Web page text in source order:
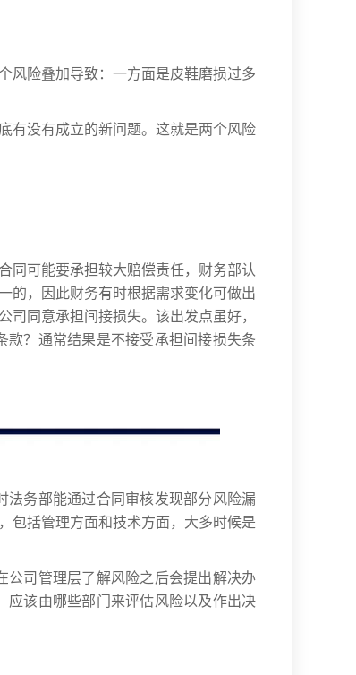
风险叠加导致：一方面是皮鞋磨损过多
有没有成立的新问题。这就是两个风险
同可能要承担较大赔偿责任，财务部认
的，因此财务有时根据需求变化可做出
同意承担间接损失。该出发点虽好，
款？通常结果是不接受承担间接损失条
法务部能通过合同审核发现部分风险漏
包括管理方面和技术方面，大多时候是
公司管理层了解风险之后会提出解决办
应该由哪些部门来评估风险以及作出决